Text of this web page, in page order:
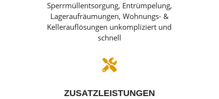
Sperrmüllentsorgung, Entrümpelung,
Lageraufräumungen, Wohnungs- &
Kellerauflösungen unkompliziert und
schnell

ZUSATZLEISTUNGEN